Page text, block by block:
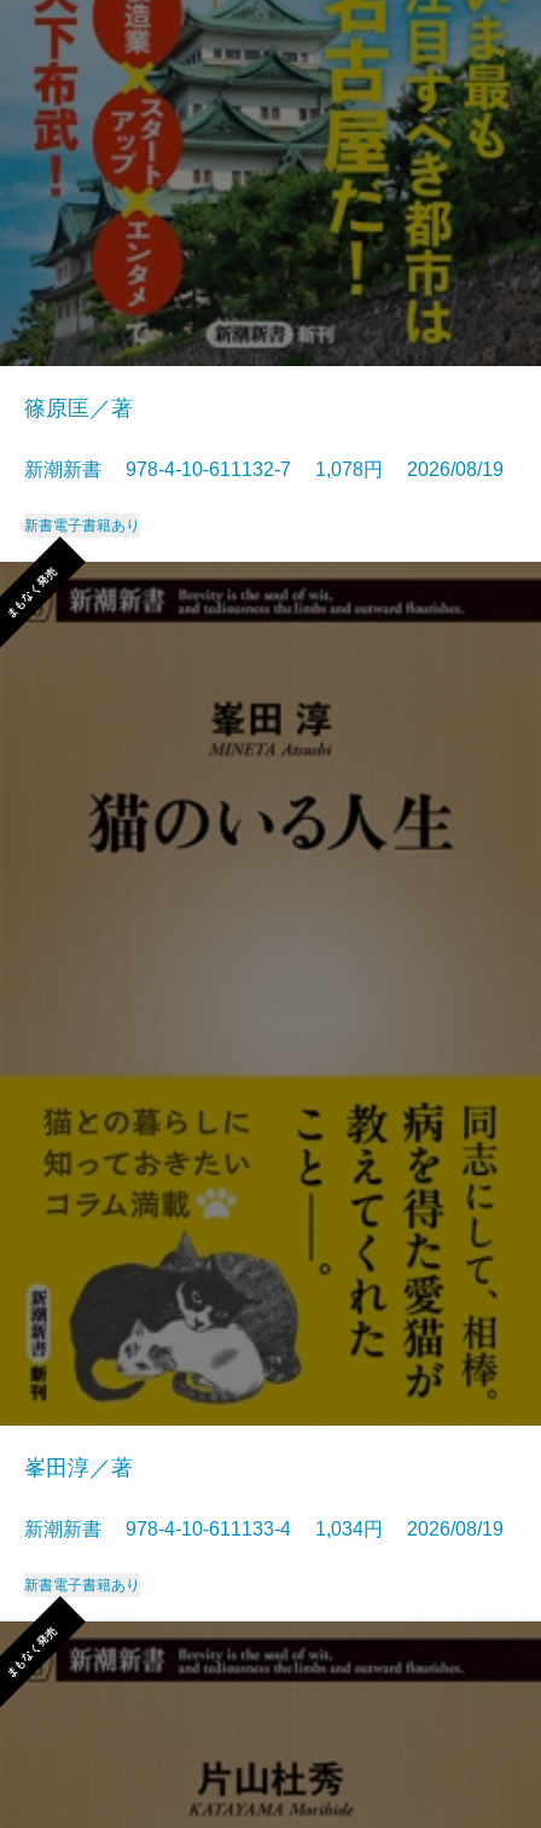
篠原匡／著
新潮新書 978-4-10-611132-7 1,078円 2026/08/19
新書電子書籍あり
まもなく発売
峯田淳／著
新潮新書 978-4-10-611133-4 1,034円 2026/08/19
新書電子書籍あり
まもなく発売